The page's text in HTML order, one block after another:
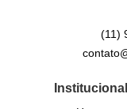
(11)
Institucional